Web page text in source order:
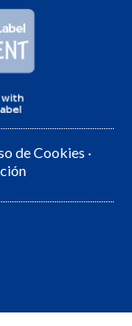
de Cookies ·